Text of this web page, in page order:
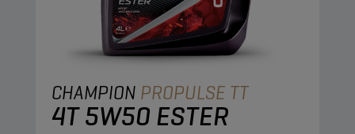
CHAMPION PROPULSE TT
4T 5W50 ESTER